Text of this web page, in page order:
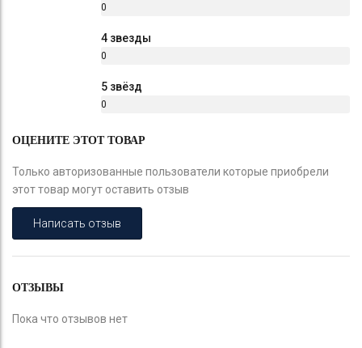
0
4 звезды
0
5 звёзд
0
ОЦЕНИТЕ ЭТОТ ТОВАР
Только авторизованные пользователи которые приобрели
этот товар могут оставить отзыв
Написать отзыв
ОТЗЫВЫ
Пока что отзывов нет